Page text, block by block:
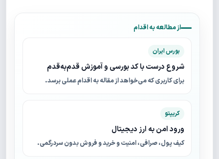
از مطالعه به اقدام
بورس ایران
شروع درست با کد بورسی و آموزش قدم‌به‌قدم
برای کاربری که می‌خواهد از مقاله به اقدام عملی برسد.
کریپتو
ورود امن به ارز دیجیتال
کیف پول، صرافی، امنیت و خرید و فروش بدون سردرگمی.